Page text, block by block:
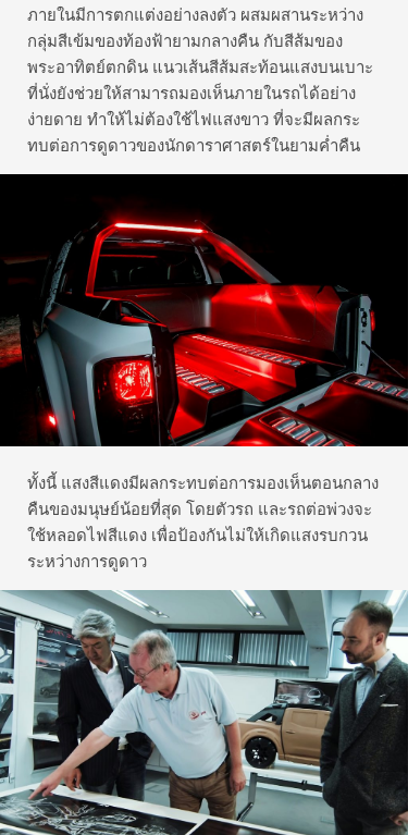
ภายในมีการตกแต่งอย่างลงตัว ผสมผสานระหว่าง
กลุ่มสีเข้มของท้องฟ้ายามกลางคืน กับสีส้มของ
พระอาทิตย์ตกดิน แนวเส้นสีส้มสะท้อนแสงบนเบาะ
ที่นั่งยังช่วยให้สามารถมองเห็นภายในรถได้อย่าง
ง่ายดาย ทำให้ไม่ต้องใช้ไฟแสงขาว ที่จะมีผลกระ
ทบต่อการดูดาวของนักดาราศาสตร์ในยามค่ำคืน
ทั้งนี้ แสงสีแดงมีผลกระทบต่อการมองเห็นตอนกลาง
คืนของมนุษย์น้อยที่สุด โดยตัวรถ และรถต่อพ่วงจะ
ใช้หลอดไฟสีแดง เพื่อป้องกันไม่ให้เกิดแสงรบกวน
ระหว่างการดูดาว